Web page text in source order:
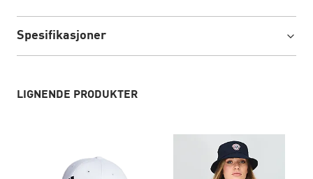
Spesifikasjoner
LIGNENDE PRODUKTER